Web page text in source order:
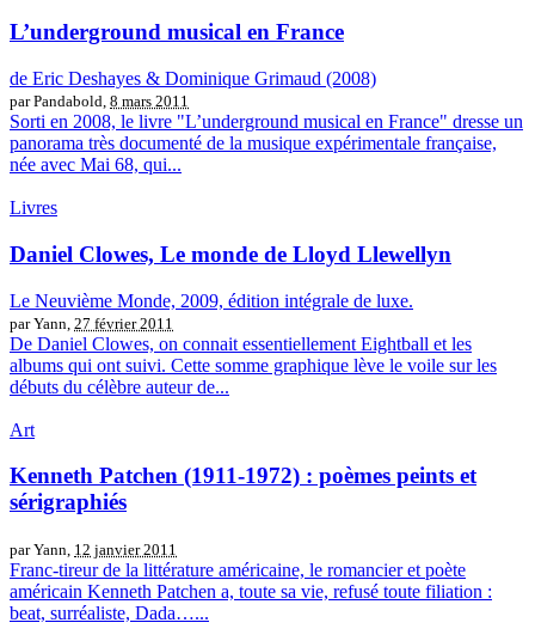
L’underground musical en France
de Eric Deshayes & Dominique Grimaud (2008)
par Pandabold, 8 mars 2011
Sorti en 2008, le livre "L’underground musical en France" dresse un
panorama très documenté de la musique expérimentale française,
née avec Mai 68, qui...
Livres
Daniel Clowes, Le monde de Lloyd Llewellyn
Le Neuvième Monde, 2009, édition intégrale de luxe.
par Yann, 27 février 2011
De Daniel Clowes, on connait essentiellement Eightball et les
albums qui ont suivi. Cette somme graphique lève le voile sur les
débuts du célèbre auteur de...
Art
Kenneth Patchen (1911-1972) : poèmes peints et
sérigraphiés
par Yann, 12 janvier 2011
Franc-tireur de la littérature américaine, le romancier et poète
américain Kenneth Patchen a, toute sa vie, refusé toute filiation :
beat, surréaliste, Dada…...